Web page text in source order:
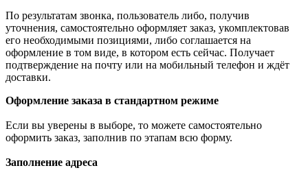
По результатам звонка, пользователь либо, получив
уточнения, самостоятельно оформляет заказ, укомплектовав
его необходимыми позициями, либо соглашается на
оформление в том виде, в котором есть сейчас. Получает
подтверждение на почту или на мобильный телефон и ждёт
доставки.
Оформление заказа в стандартном режиме
Если вы уверены в выборе, то можете самостоятельно
оформить заказ, заполнив по этапам всю форму.
Заполнение адреса